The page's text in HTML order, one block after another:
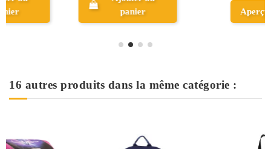
Aperçu
16 autres produits dans la même catégorie :